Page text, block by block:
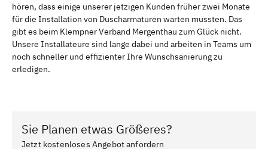
hören, dass einige unserer jetzigen Kunden früher zwei Monate
für die Installation von Duscharmaturen warten mussten. Das
gibt es beim Klempner Verband Mergenthau zum Glück nicht.
Unsere Installateure sind lange dabei und arbeiten in Teams um
noch schneller und effizienter Ihre Wunschsanierung zu
erledigen.
Sie Planen etwas Größeres?
Jetzt kostenloses Angebot anfordern